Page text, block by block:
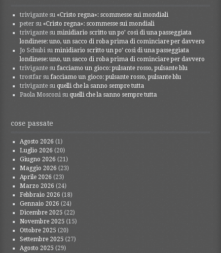
trivigante su «Cristo regna»: scommesse sui mondiali
peter su «Cristo regna»: scommesse sui mondiali
trivigante su minidiario scritto un po’ così di una passeggiata
londinese: uno, un sacco di roba prima di cominciare per davvero
Jo Schubi su minidiario scritto un po’ così di una passeggiata
londinese: uno, un sacco di roba prima di cominciare per davvero
trivigante sufacciamo un gioco: pulsante rosso, pulsante blu
trostfar sufacciamo un gioco: pulsante rosso, pulsante blu
trivigante suquelli che la sanno sempre tutta
Paola Mosconi suquelli che la sanno sempre tutta
cose passate
Agosto 2026 (1)
Luglio 2026 (20)
Giugno 2026 (21)
Maggio 2026 (23)
Aprile 2026 (23)
Marzo 2026 (24)
Febbraio 2026 (18)
Gennaio 2026 (24)
Dicembre 2025 (22)
Novembre 2025 (15)
Ottobre 2025 (20)
Settembre 2025 (27)
Agosto 2025 (29)